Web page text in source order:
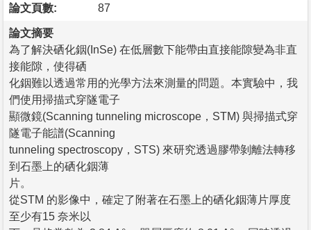
論文頁數: 87
論文摘要
為了解決硒化銦(InSe) 在低層數下能帶由直接能隙變為非直
接能隙，使得硒
化銦難以透過常用的光學方法來測量的問題。本實驗中，我
們使用掃描式穿隧電子
顯微鏡(Scanning tunneling microscope，STM) 與掃描式穿
隧電子能譜(Scanning
tunneling spectroscopy，STS) 來研究透過膠帶剝離法轉移
到石墨上的硒化銦薄
片。
從STM 的影像中，確定了附著在石墨上的硒化銦薄片厚度
至少有15 奈米以